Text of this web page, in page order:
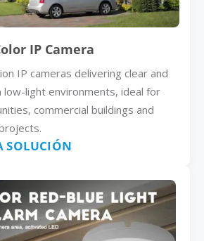
IP Camera
IP cameras delivering clear and
low-light environments, ideal for
commercial buildings and
SOLUCIÓN